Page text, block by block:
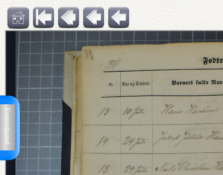
Kontrolpanel